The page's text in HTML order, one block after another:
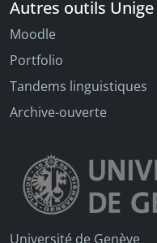
Autres outils Unige
Moodle
Portfolio
Tandems linguistiques
Archive-ouverte
Université de Genève